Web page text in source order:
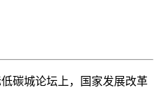
碳城论坛上，国家发展改革